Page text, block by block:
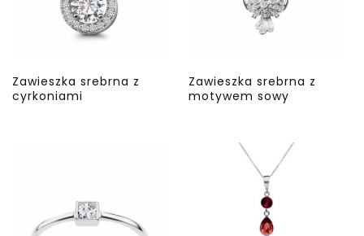
Zawieszka srebrna z
cyrkoniami
Zawieszka srebrna z
motywem sowy